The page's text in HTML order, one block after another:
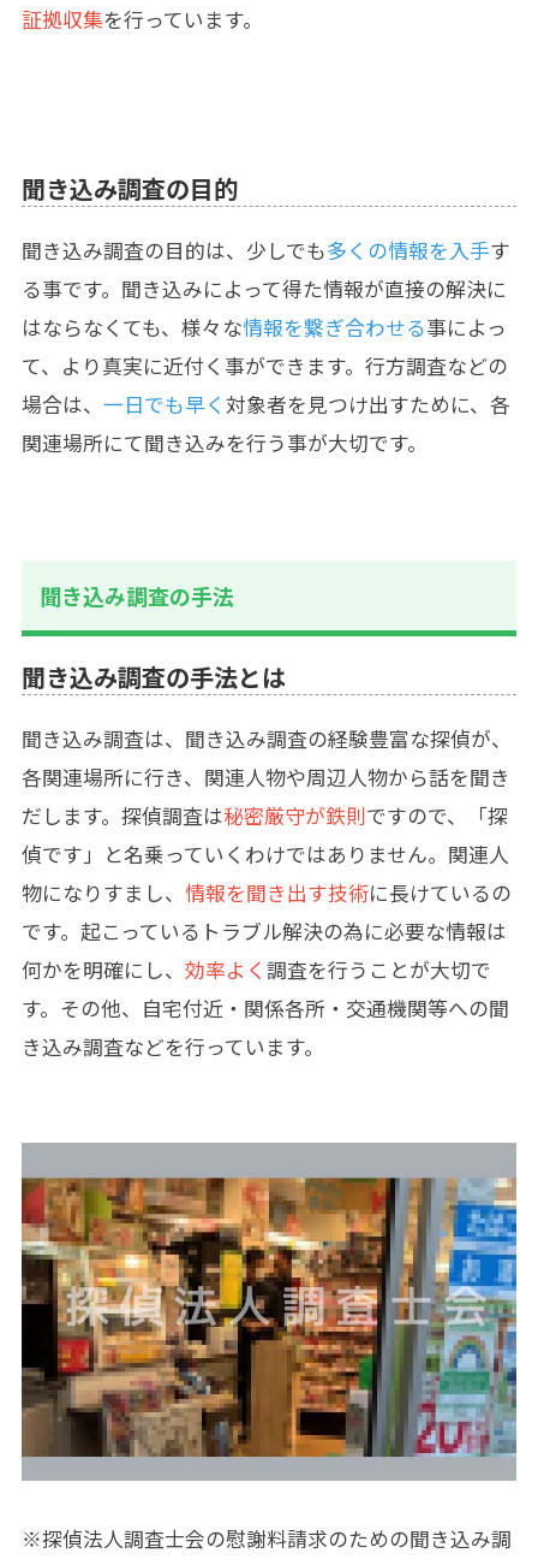
証拠収集を行っています。
聞き込み調査の目的
聞き込み調査の目的は、少しでも多くの情報を入手す
る事です。聞き込みによって得た情報が直接の解決に
はならなくても、様々な情報を繋ぎ合わせる事によっ
て、より真実に近付く事ができます。行方調査などの
場合は、 一日でも早く 対象者を見つけ出すために、各
関連場所にて聞き込みを行う事が大切です。
聞き込み調査の手法
聞き込み調査の手法とは
聞き込み調査は、聞き込み調査の経験豊富な探偵が、
各関連場所に行き、関連人物や周辺人物から話を聞き
だします。探偵調査は秘密厳守が鉄則ですので、「探
偵です」と名乗っていくわけではありません。関連人
物になりすまし、 情報を聞き出す技術に長けているの
です。起こっているトラブル解決の為に必要な情報は
何かを明確にし、 効率よく 調査を行うことが大切で
す。その他、自宅付近・関係各所・交通機関等への聞
き込み調査などを行っています。
※探偵法人調査士会の慰謝料請求のための聞き込み調